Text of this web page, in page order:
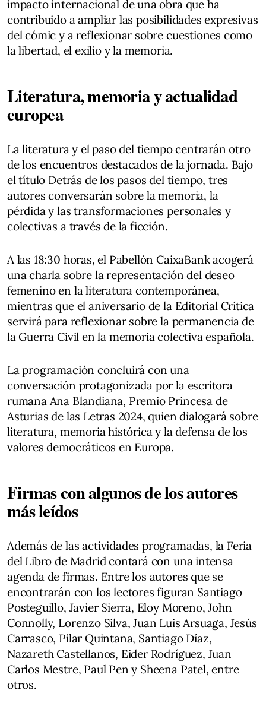
impacto internacional de una obra que ha
contribuido a ampliar las posibilidades expresivas
del cómic y a reflexionar sobre cuestiones como
la libertad, el exilio y la memoria.
Literatura, memoria y actualidad
europea
La literatura y el paso del tiempo centrarán otro
de los encuentros destacados de la jornada. Bajo
el título Detrás de los pasos del tiempo, tres
autores conversarán sobre la memoria, la
pérdida y las transformaciones personales y
colectivas a través de la ficción.
A las 18:30 horas, el Pabellón CaixaBank acogerá
una charla sobre la representación del deseo
femenino en la literatura contemporánea,
mientras que el aniversario de la Editorial Crítica
servirá para reflexionar sobre la permanencia de
la Guerra Civil en la memoria colectiva española.
La programación concluirá con una
conversación protagonizada por la escritora
rumana Ana Blandiana, Premio Princesa de
Asturias de las Letras 2024, quien dialogará sobre
literatura, memoria histórica y la defensa de los
valores democráticos en Europa.
Firmas con algunos de los autores
más leídos
Además de las actividades programadas, la Feria
del Libro de Madrid contará con una intensa
agenda de firmas. Entre los autores que se
encontrarán con los lectores figuran Santiago
Posteguillo, Javier Sierra, Eloy Moreno, John
Connolly, Lorenzo Silva, Juan Luis Arsuaga, Jesús
Carrasco, Pilar Quintana, Santiago Díaz,
Nazareth Castellanos, Eider Rodríguez, Juan
Carlos Mestre, Paul Pen y Sheena Patel, entre
otros.